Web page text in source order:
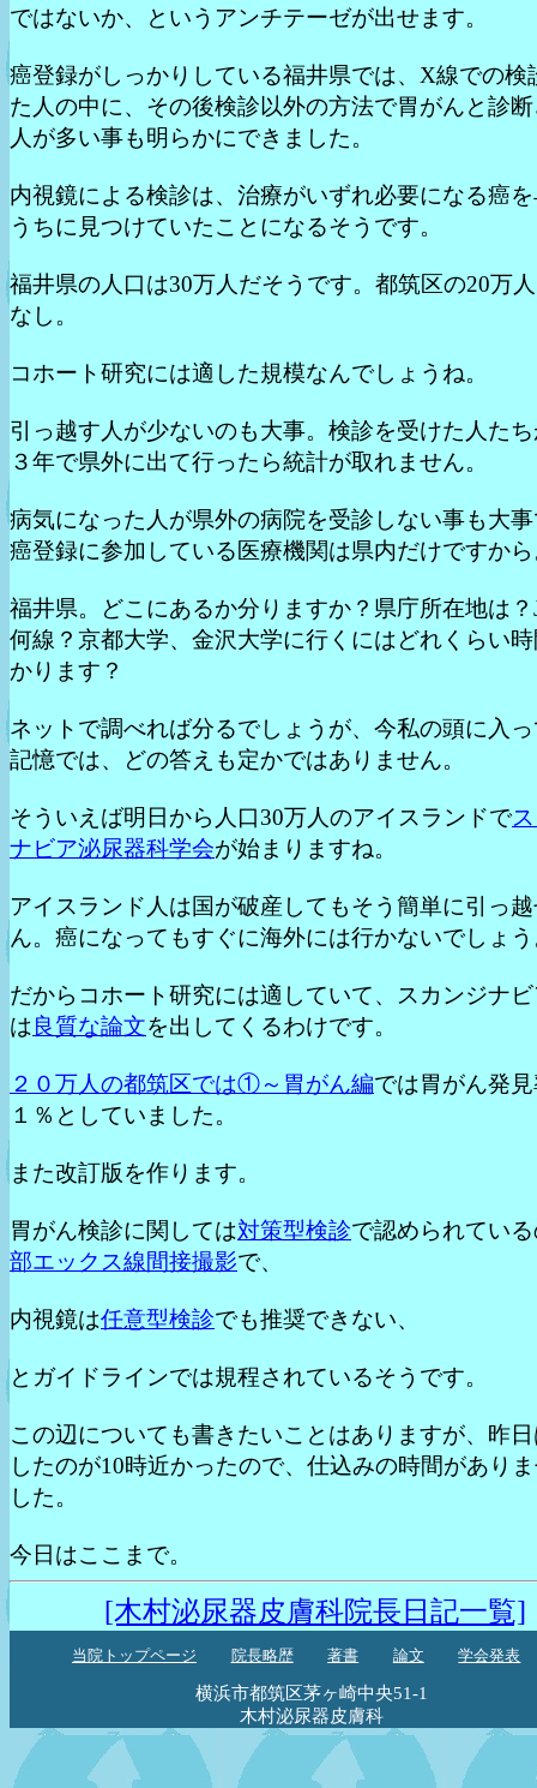
ではないか、というアンチテーゼが出せます。
癌登録がしっかりしている福井県では、X線での検
た人の中に、その後検診以外の方法で胃がんと診
人が多い事も明らかにできました。
内視鏡による検診は、治療がいずれ必要になる癌
うちに見つけていたことになるそうです。
福井県の人口は30万人だそうです。都筑区の20万
なし。
コホート研究には適した規模なんでしょうね。
引っ越す人が少ないのも大事。検診を受けた人た
３年で県外に出て行ったら統計が取れません。
病気になった人が県外の病院を受診しない事も大
癌登録に参加している医療機関は県内だけですか
福井県。どこにあるか分りますか？県庁所在地は？
何線？京都大学、金沢大学に行くにはどれくらい
かります？
ネットで調べれば分るでしょうが、今私の頭に入
記憶では、どの答えも定かではありません。
そういえば明日から人口30万人のアイスランドで
ナビア泌尿器科学会が始まりますね。
アイスランド人は国が破産してもそう簡単に引っ
ん。癌になってもすぐに海外には行かないでしょ
だからコホート研究には適していて、スカンジナ
は良質な論文を出してくるわけです。
２０万人の都筑区では①～胃がん編では胃がん発
１％としていました。
また改訂版を作ります。
胃がん検診に関しては対策型検診で認められてい
部エックス線間接撮影で、
内視鏡は任意型検診でも推奨できない、
とガイドラインでは規程されているそうです。
この辺についても書きたいことはありますが、昨
したのが10時近かったので、仕込みの時間があり
した。
今日はここまで。
[木村泌尿器皮膚科院長日記一覧]
当院トップページ 院長略歴 著書 論文 学会発表
横浜市都筑区茅ヶ崎中央51-1
木村泌尿器皮膚科